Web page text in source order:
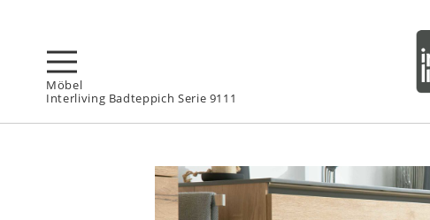
Möbel
Interliving Badteppich Serie 9111